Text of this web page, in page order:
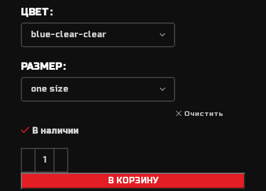
ЦВЕТ
РАЗМЕР
Очистить
В наличии
В КОРЗИНУ